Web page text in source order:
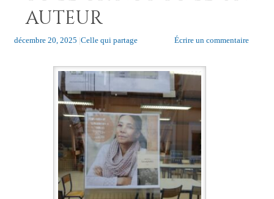
auteur
décembre 20, 2025 |Celle qui partage Écrire un commentaire